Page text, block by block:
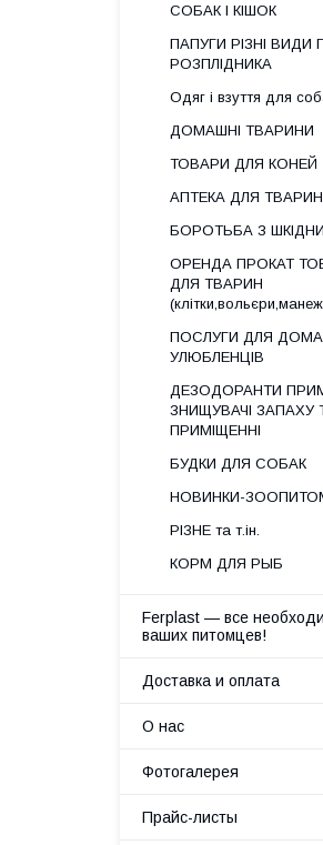
СОБАК І КІШОК
ПАПУГИ РІЗНІ ВИДИ
РОЗПЛІДНИКА
Одяг і взуття для
ДОМАШНІ ТВАРИНИ
ТОВАРИ ДЛЯ КОНЕЙ
АПТЕКА ДЛЯ ТВАРИН
БОРОТЬБА З
ОРЕНДА ПРОКАТ
ДЛЯ ТВАРИН
ПОСЛУГИ ДЛЯ
УЛЮБЛЕНЦІВ
ДЕЗОДОРАНТИ
ЗНИЩУВАЧІ ЗАПАХУ
ПРИМІЩЕННІ
БУДКИ ДЛЯ СОБАК
НОВИНКИ-
РІЗНЕ та т.ін.
КОРМ ДЛЯ РЫБ
Ferplast — все
ваших питомцев!
Доставка и оплата
О нас
Фотогалерея
Прайс-листы